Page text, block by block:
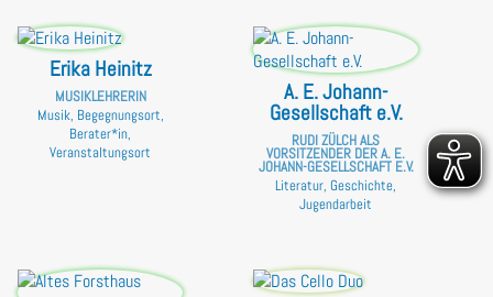
Erika Heinitz
MUSIKLEHRERIN
Musik, Begegnungsort,
Berater*in,
Veranstaltungsort
A. E. Johann-
Gesellschaft e.V.
RUDI ZÜLCH ALS
VORSITZENDER DER A. E.
JOHANN-GESELLSCHAFT E.V.
Literatur, Geschichte,
Jugendarbeit